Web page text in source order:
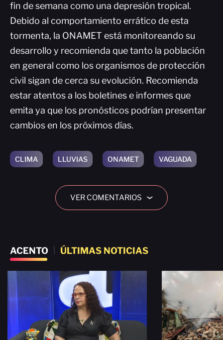
fin de semana como una depresión tropical.
Debido al comportamiento errático de esta
tormenta, la ONAMET está monitoreando su
desarrollo y recomienda que tanto la población
en general como los organismos de protección
civil sigan de cerca su evolución. Recomienda
estar atentos a los boletines e informes que
emita ya que los pronósticos podrían presentar
cambios en los próximos días.
CLIMA LLUVIAS ONAMET VAGUADA
VER COMENTARIOS ›
ACENTO ÚLTIMAS NOTICIAS